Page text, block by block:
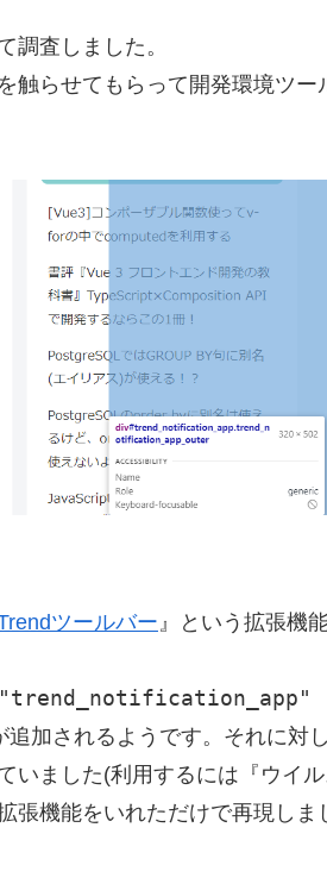
調査しました。
触らせてもらって開発環境ツー
ツールバー』という拡張機
追加されるようです。それに対し
いました(利用するには『ウイル
張機能をいれただけで再現しま